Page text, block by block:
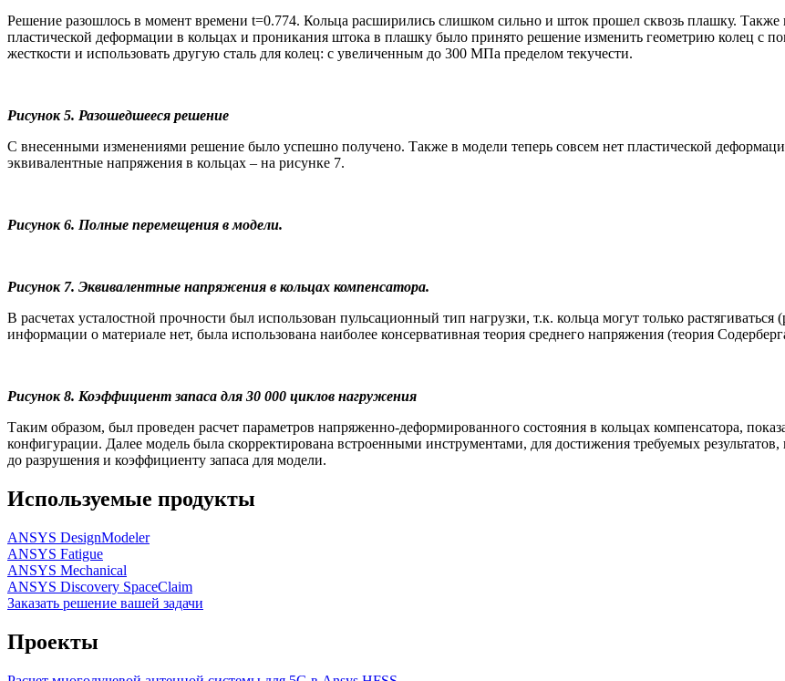
Решение разошлось в момент времени t=0.774. Кольца расширились слишком сильно и шток прошел сквозь плашку. Также
пластической деформации в кольцах и проникания штока в плашку было принято решение изменить геометрию колец с
жесткости и использовать другую сталь для колец: с увеличенным до 300 МПa пределом текучести.
Рисунок 5. Разошедшееся решение
С внесенными изменениями решение было успешно получено. Также в модели теперь совсем нет пластической
эквивалентные напряжения в кольцах – на рисунке 7.
Рисунок 6. Полные перемещения в модели.
Рисунок 7. Эквивалентные напряжения в кольцах компенсатора.
В расчетах усталостной прочности был использован пульсационный тип нагрузки, т.к. кольца могут только
информации о материале нет, была использована наиболее консервативная теория среднего напряжения (теория
Рисунок 8. Коэффициент запаса для 30 000 циклов нагружения
Таким образом, был проведен расчет параметров напряженно-деформированного состояния в кольцах компенсатора,
конфигурации. Далее модель была скорректирована встроенными инструментами, для достижения требуемых
до разрушения и коэффициенту запаса для модели.
Используемые продукты
ANSYS DesignModeler
ANSYS Fatigue
ANSYS Mechanical
ANSYS Discovery SpaceClaim
Заказать решение вашей задачи
Проекты